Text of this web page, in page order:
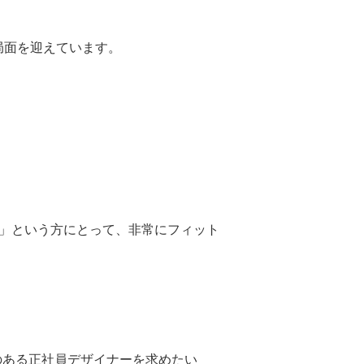
を迎えています。
という方にとって、非常にフィット
る正社員デザイナーを求めたい